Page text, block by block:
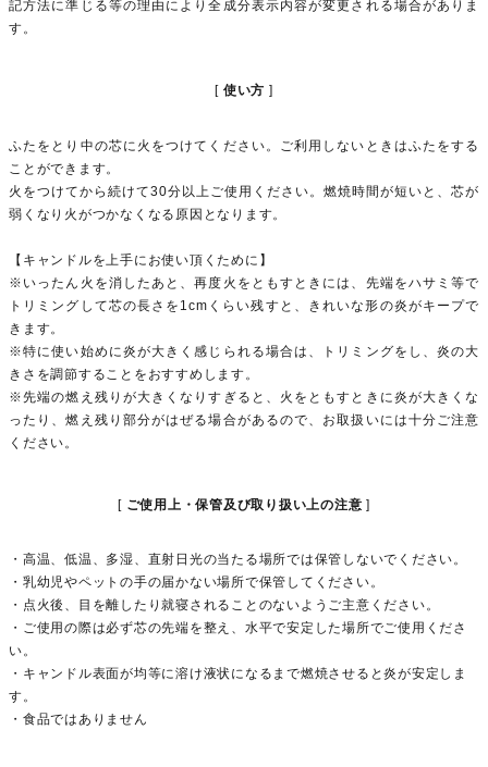
記方法に準じる等の理由により全成分表示内容が変更される場合がありま
す。
使い方
ふたをとり中の芯に火をつけてください。ご利用しないときはふたをする
ことができます。
火をつけてから続けて30分以上ご使用ください。燃焼時間が短いと、芯が
弱くなり火がつかなくなる原因となります。
【キャンドルを上手にお使い頂くために】
※いったん火を消したあと、再度火をともすときには、先端をハサミ等で
トリミングして芯の長さを1cmくらい残すと、きれいな形の炎がキープで
きます。
※特に使い始めに炎が大きく感じられる場合は、トリミングをし、炎の大
きさを調節することをおすすめします。
※先端の燃え残りが大きくなりすぎると、火をともすときに炎が大きくな
ったり、燃え残り部分がはぜる場合があるので、お取扱いには十分ご注意
ください。
ご使用上・保管及び取り扱い上の注意
・高温、低温、多湿、直射日光の当たる場所では保管しないでください。
・乳幼児やペットの手の届かない場所で保管してください。
・点火後、目を離したり就寝されることのないようご主意ください。
・ご使用の際は必ず芯の先端を整え、水平で安定した場所でご使用くださ
い。
・キャンドル表面が均等に溶け液状になるまで燃焼させると炎が安定しま
す。
・食品ではありません